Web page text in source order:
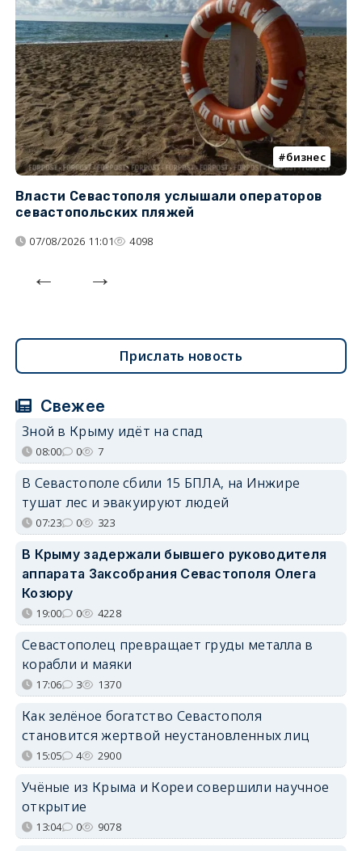
бизнес
Власти Севастополя услышали операторов
севастопольских пляжей
07/08/2026 11:01 4098
Прислать новость
Свежее
Зной в Крыму идёт на спад
08:00 0 7
В Севастополе сбили 15 БПЛА, на Инжире
тушат лес и эвакуируют людей
07:23 0 323
В Крыму задержали бывшего руководителя
аппарата Заксобрания Севастополя Олега
Козюру
19:00 0 4228
Севастополец превращает груды металла в
корабли и маяки
17:06 3 1370
Как зелёное богатство Севастополя
становится жертвой неустановленных лиц
15:05 4 2900
Учёные из Крыма и Кореи совершили научное
открытие
13:04 0 9078